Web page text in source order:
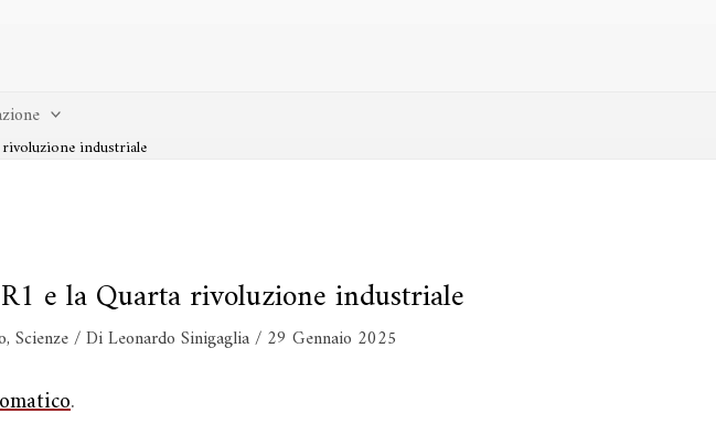
rivoluzione industriale
e la Quarta rivoluzione industriale
, Scienze/ DiLeonardo Sinigaglia/ 29 Gennaio 2025
.